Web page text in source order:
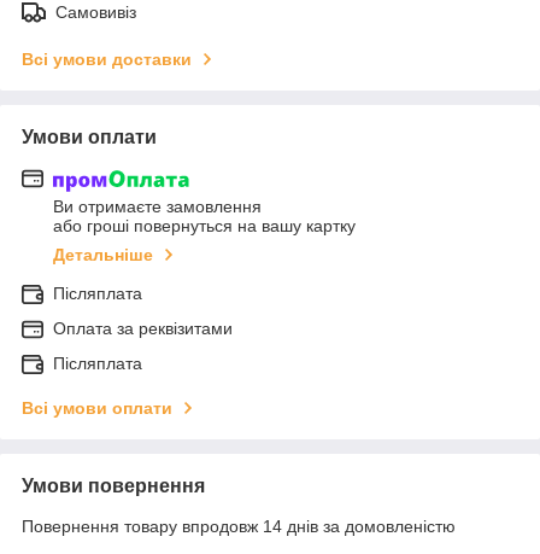
Самовивіз
Всі умови доставки
Умови оплати
Ви отримаєте замовлення
або гроші повернуться на вашу картку
Детальніше
Післяплата
Оплата за реквізитами
Післяплата
Всі умови оплати
Умови повернення
Повернення товару впродовж 14 днів за домовленістю